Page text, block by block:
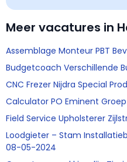
Meer vacatures in
Assemblage Monteur PBT
Budgetcoach Verschillende
CNC Frezer Nijdra Special
Calculator PO Eminent
Field Service Upholsterer
Loodgieter – Stam
08-05-2024